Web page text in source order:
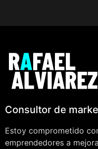
Consultor de
Estoy comprometido
emprendedores a